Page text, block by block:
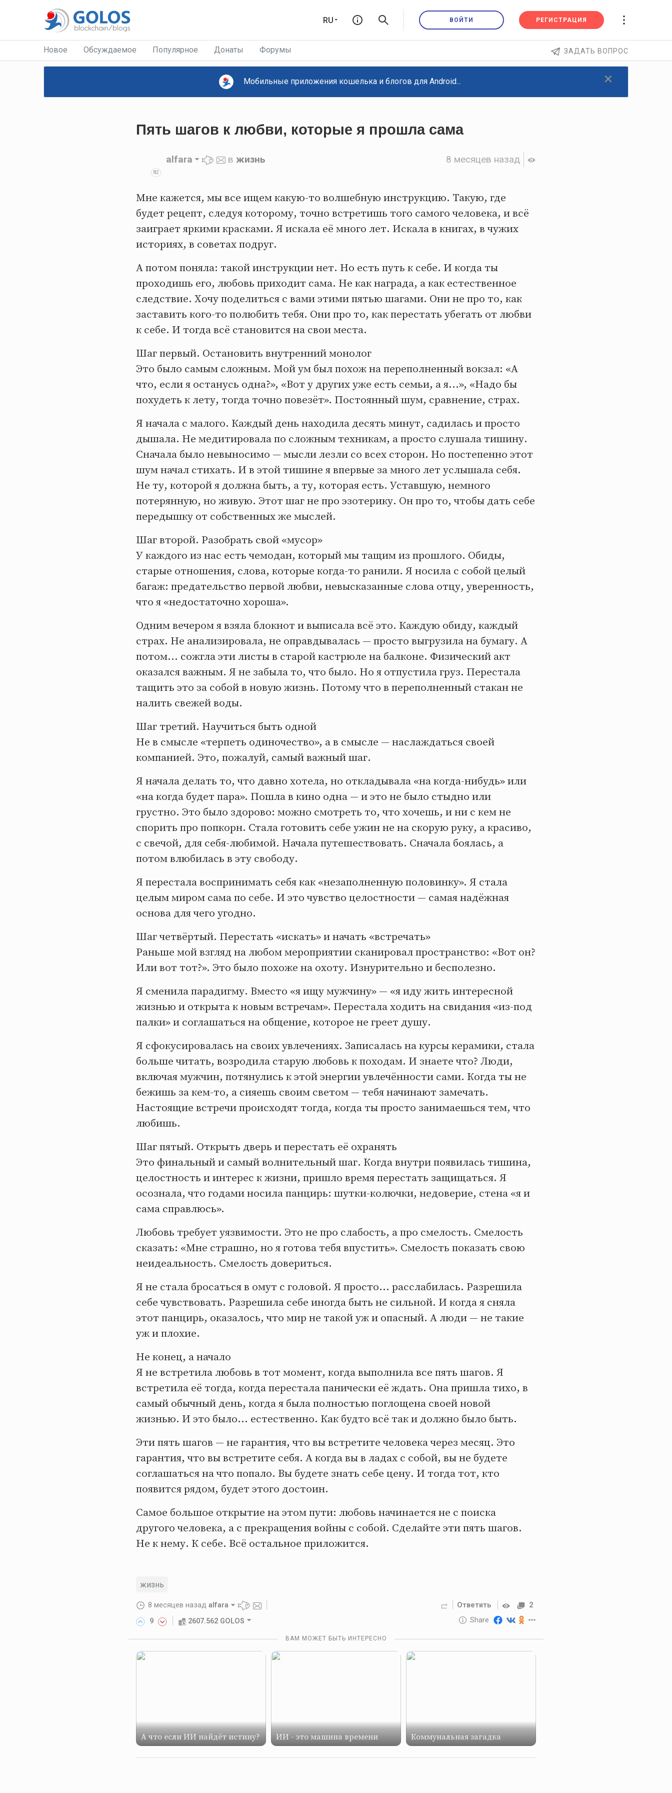
RU ВОЙТИ РЕГИСТРАЦИЯ
ЗАДАТЬ ВОПРОС
Новое Обсуждаемое Популярное Донаты Форумы
×
Мобильные приложения кошелька и блогов для Android...
Пять шагов к любви, которые я прошла сама
8 месяцев назад
82
alfara в жизнь
Мне кажется, мы все ищем какую-то волшебную инструкцию. Такую, где
будет рецепт, следуя которому, точно встретишь того самого человека, и всё
заиграет яркими красками. Я искала её много лет. Искала в книгах, в чужих
историях, в советах подруг.
А потом поняла: такой инструкции нет. Но есть путь к себе. И когда ты
проходишь его, любовь приходит сама. Не как награда, а как естественное
следствие. Хочу поделиться с вами этими пятью шагами. Они не про то, как
заставить кого-то полюбить тебя. Они про то, как перестать убегать от любви
к себе. И тогда всё становится на свои места.
Шаг первый. Остановить внутренний монолог
Это было самым сложным. Мой ум был похож на переполненный вокзал: «А
что, если я останусь одна?», «Вот у других уже есть семьи, а я...», «Надо бы
похудеть к лету, тогда точно повезёт». Постоянный шум, сравнение, страх.
Я начала с малого. Каждый день находила десять минут, садилась и просто
дышала. Не медитировала по сложным техникам, а просто слушала тишину.
Сначала было невыносимо — мысли лезли со всех сторон. Но постепенно этот
шум начал стихать. И в этой тишине я впервые за много лет услышала себя.
Не ту, которой я должна быть, а ту, которая есть. Уставшую, немного
потерянную, но живую. Этот шаг не про эзотерику. Он про то, чтобы дать себе
передышку от собственных же мыслей.
Шаг второй. Разобрать свой «мусор»
У каждого из нас есть чемодан, который мы тащим из прошлого. Обиды,
старые отношения, слова, которые когда-то ранили. Я носила с собой целый
багаж: предательство первой любви, невысказанные слова отцу, уверенность,
что я «недостаточно хороша».
Одним вечером я взяла блокнот и выписала всё это. Каждую обиду, каждый
страх. Не анализировала, не оправдывалась — просто выгрузила на бумагу. А
потом... сожгла эти листы в старой кастрюле на балконе. Физический акт
оказался важным. Я не забыла то, что было. Но я отпустила груз. Перестала
тащить это за собой в новую жизнь. Потому что в переполненный стакан не
налить свежей воды.
Шаг третий. Научиться быть одной
Не в смысле «терпеть одиночество», а в смысле — наслаждаться своей
компанией. Это, пожалуй, самый важный шаг.
Я начала делать то, что давно хотела, но откладывала «на когда-нибудь» или
«на когда будет пара». Пошла в кино одна — и это не было стыдно или
грустно. Это было здорово: можно смотреть то, что хочешь, и ни с кем не
спорить про попкорн. Стала готовить себе ужин не на скорую руку, а красиво,
с свечой, для себя-любимой. Начала путешествовать. Сначала боялась, а
потом влюбилась в эту свободу.
Я перестала воспринимать себя как «незаполненную половинку». Я стала
целым миром сама по себе. И это чувство целостности — самая надёжная
основа для чего угодно.
Шаг четвёртый. Перестать «искать» и начать «встречать»
Раньше мой взгляд на любом мероприятии сканировал пространство: «Вот он?
Или вот тот?». Это было похоже на охоту. Изнурительно и бесполезно.
Я сменила парадигму. Вместо «я ищу мужчину» — «я иду жить интересной
жизнью и открыта к новым встречам». Перестала ходить на свидания «из-под
палки» и соглашаться на общение, которое не греет душу.
Я сфокусировалась на своих увлечениях. Записалась на курсы керамики, стала
больше читать, возродила старую любовь к походам. И знаете что? Люди,
включая мужчин, потянулись к этой энергии увлечённости сами. Когда ты не
бежишь за кем-то, а сияешь своим светом — тебя начинают замечать.
Настоящие встречи происходят тогда, когда ты просто занимаешься тем, что
любишь.
Шаг пятый. Открыть дверь и перестать её охранять
Это финальный и самый волнительный шаг. Когда внутри появилась тишина,
целостность и интерес к жизни, пришло время перестать защищаться. Я
осознала, что годами носила панцирь: шутки-колючки, недоверие, стена «я и
сама справлюсь».
Любовь требует уязвимости. Это не про слабость, а про смелость. Смелость
сказать: «Мне страшно, но я готова тебя впустить». Смелость показать свою
неидеальность. Смелость довериться.
Я не стала бросаться в омут с головой. Я просто... расслабилась. Разрешила
себе чувствовать. Разрешила себе иногда быть не сильной. И когда я сняла
этот панцирь, оказалось, что мир не такой уж и опасный. А люди — не такие
уж и плохие.
Не конец, а начало
Я не встретила любовь в тот момент, когда выполнила все пять шагов. Я
встретила её тогда, когда перестала панически её ждать. Она пришла тихо, в
самый обычный день, когда я была полностью поглощена своей новой
жизнью. И это было... естественно. Как будто всё так и должно было быть.
Эти пять шагов — не гарантия, что вы встретите человека через месяц. Это
гарантия, что вы встретите себя. А когда вы в ладах с собой, вы не будете
соглашаться на что попало. Вы будете знать себе цену. И тогда тот, кто
появится рядом, будет этого достоин.
Самое большое открытие на этом пути: любовь начинается не с поиска
другого человека, а с прекращения войны с собой. Сделайте эти пять шагов.
Не к нему. К себе. Всё остальное приложится.
жизнь
8 месяцев назад alfara
9
2607.562 GOLOS
Ответить 2
Share
Reward
10 GOLOS
ВАМ МОЖЕТ БЫТЬ ИНТЕРЕСНО
А что если ИИ найдёт истину? ИИ - это машина времени Коммунальная загадка